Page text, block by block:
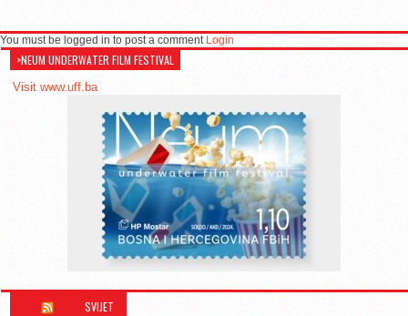
You must be logged in to post a comment Login
>NEUM UNDERWATER FILM FESTIVAL
Visit www.uff.ba
SVIJET